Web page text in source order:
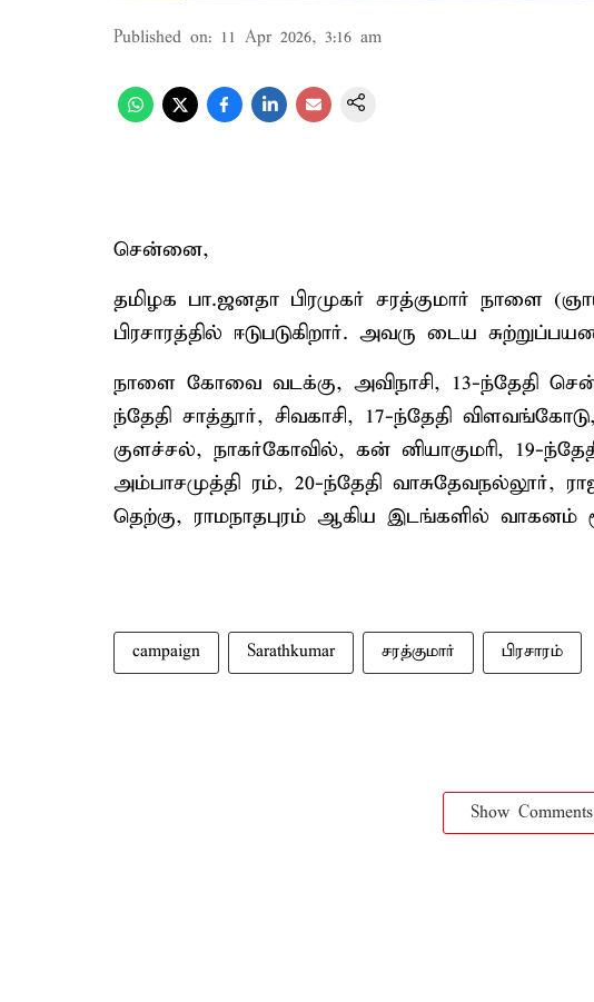
Published on: 11 Apr 2026, 3:16 am
சென்னை,
தமிழக பா.ஜனதா பிரமுகர் சரத்குமார் நாளை
பிரசாரத்தில் ஈடுபடுகிறார். அவரு டைய
நாளை கோவை வடக்கு, அவிநாசி, 13-ந்தேதி
ந்தேதி சாத்தூர், சிவகாசி, 17-ந்தேதி
குளச்சல், நாகர்கோவில், கன் னியாகுமரி, 19-ந்தேதி
அம்பாசமுத்தி ரம், 20-ந்தேதி வாசுதேவநல்லூர்,
தெற்கு, ராமநாதபுரம் ஆகிய இடங்களில் வாகனம்
campaign Sarathkumar சரத்குமார் பிரசாரம்
Show Comments